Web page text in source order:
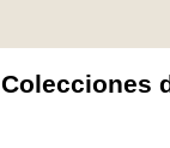
Colecciones